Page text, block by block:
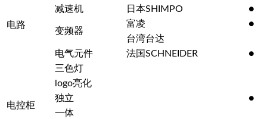
电路
减速机
日本SHIMPO ●
变频器
富凌
●
台湾台达
电气元件
法国SCHNEIDER
●
三色灯
logo亮化
电控柜
独立
●
一体